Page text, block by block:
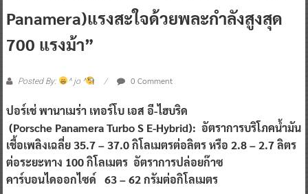
Panamera)แรงสะใจด้วยพละกำลังสูงสุด
700 แรงม้า”
Posted By: ^ jo ^ 0 Comment
ปอร์เช่ พานาเมร่า เทอร์โบ เอส อี-ไฮบริด
(Porsche Panamera Turbo S E-Hybrid): อัตราการบริโภคน้ำมัน
เชื้อเพลิงเฉลี่ย 35.7 – 37.0 กิโลเมตรต่อลิตร หรือ 2.8 – 2.7 ลิตร
ต่อระยะทาง 100 กิโลเมตร อัตราการปล่อยก๊าซ
คาร์บอนไดออกไซด์ 63 – 62 กรัมต่อกิโลเมตร